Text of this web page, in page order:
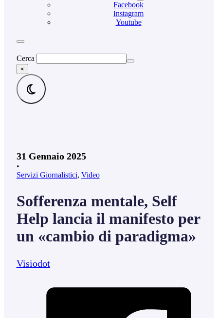
Facebook
Instagram
Youtube
Cerca
×
31 Gennaio 2025
•
Servizi Giornalistici, Video
Sofferenza mentale, Self
Help lancia il manifesto per
un «cambio di paradigma»
Visiodot